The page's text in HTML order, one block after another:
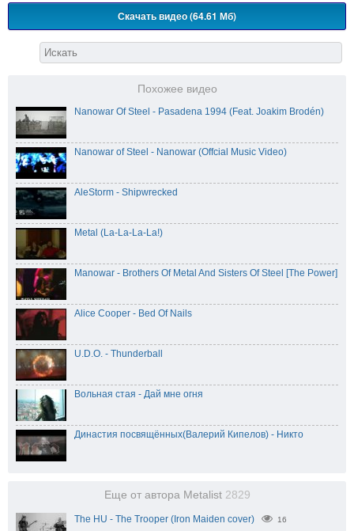
Скачать видео (64.61 Мб)
Похожее видео
Nanowar Of Steel - Pasadena 1994 (Feat. Joakim Brodén)
Nanowar of Steel - Nanowar (Offcial Music Video)
AleStorm - Shipwrecked
Metal (La-La-La-La!)
Manowar - Brothers Of Metal And Sisters Of Steel [The Power]
Alice Cooper - Bed Of Nails
U.D.O. - Thunderball
Вольная стая - Дай мне огня
Династия посвящённых(Валерий Кипелов) - Никто
Еще от автора Metalist 2829
The HU - The Trooper (Iron Maiden cover) 16